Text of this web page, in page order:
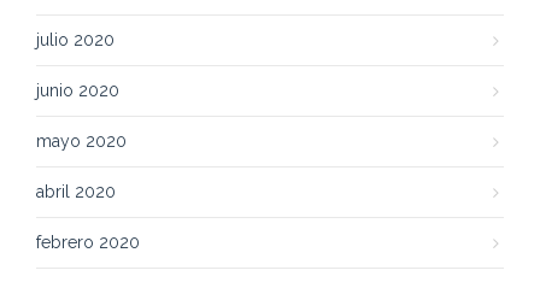
julio 2020
junio 2020
mayo 2020
abril 2020
febrero 2020